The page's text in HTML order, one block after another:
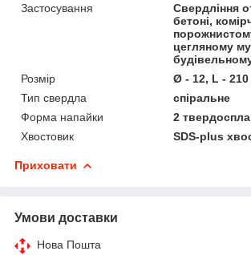
Застосування
Свердління
бетоні,
цегляному
Розмір
Ø - 12, L -
Тип свердла
спіральне
Форма напайки
2
Хвостовик
SDS-plus
Приховати
Умови доставки
Нова Пошта